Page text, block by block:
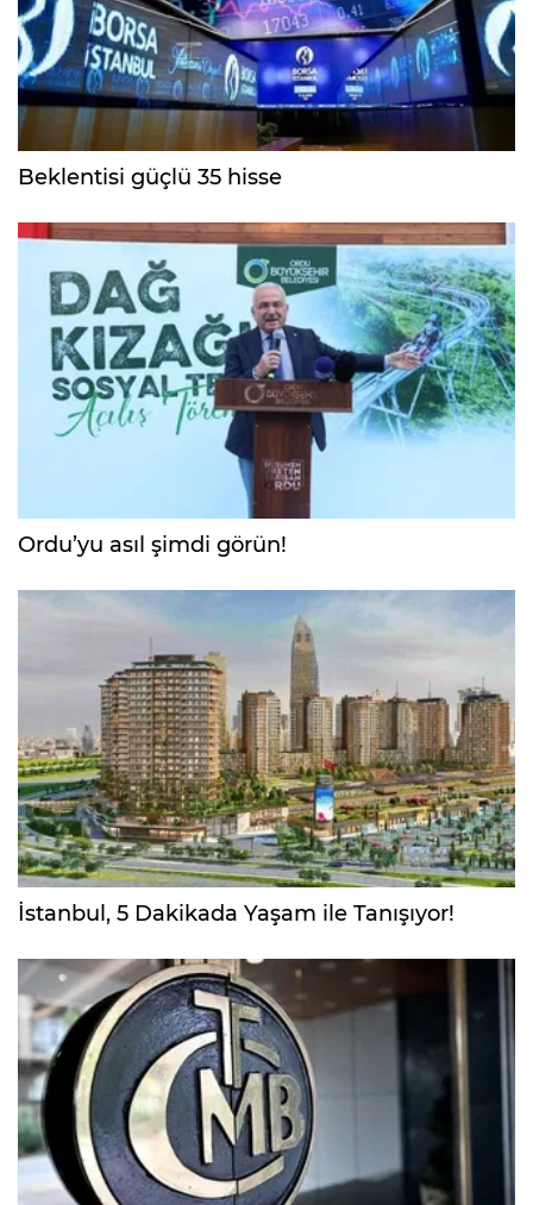
Beklentisi güçlü 35 hisse
Ordu’yu asıl şimdi görün!
İstanbul, 5 Dakikada Yaşam ile Tanışıyor!